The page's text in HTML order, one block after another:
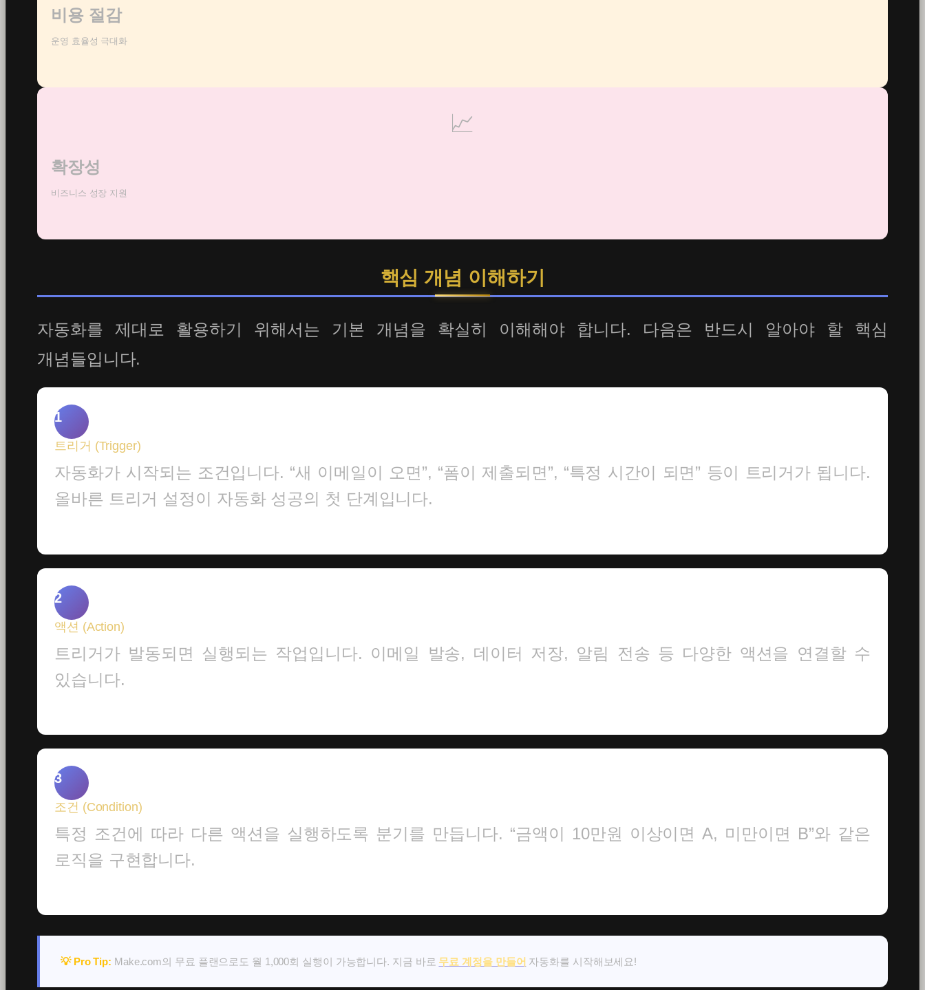
비용 절감
운영 효율성 극대화
📈
확장성
비즈니스 성장 지원
핵심 개념 이해하기
자동화를 제대로 활용하기 위해서는 기본 개념을 확실히 이해해야 합니다. 다음은 반드시 알아야 할 핵심
개념들입니다.
1
트리거 (Trigger)
자동화가 시작되는 조건입니다. “새 이메일이 오면”, “폼이 제출되면”, “특정 시간이 되면” 등이 트리거가 됩니다.
올바른 트리거 설정이 자동화 성공의 첫 단계입니다.
2
액션 (Action)
트리거가 발동되면 실행되는 작업입니다. 이메일 발송, 데이터 저장, 알림 전송 등 다양한 액션을 연결할 수
있습니다.
3
조건 (Condition)
특정 조건에 따라 다른 액션을 실행하도록 분기를 만듭니다. “금액이 10만원 이상이면 A, 미만이면 B”와 같은
로직을 구현합니다.
💡 Pro Tip: Make.com의 무료 플랜으로도 월 1,000회 실행이 가능합니다. 지금 바로 무료 계정을 만들어 자동화를 시작해보세요!